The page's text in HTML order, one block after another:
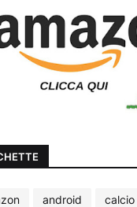
android
calcio